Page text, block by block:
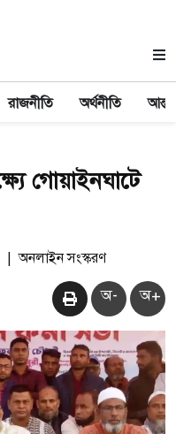
রাজনীতি অর্থনীতি
গোয়াইনঘাটে
অনলাইন সংস্করণ
অ- অ+